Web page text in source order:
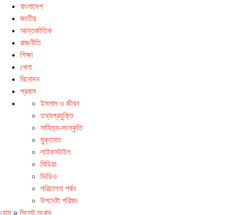
বাংলাদেশ
জাতীয়
আন্তর্জাতিক
রাজনীতি
শিক্ষা
খেলা
বিনোদন
প্রবাস
ইসলাম ও জীবন
তথ্যপ্রযুক্তি
সাহিত্য-সংস্কৃতি
মুক্তমত
লাইফস্টাইল
মিডিয়া
ভিডিও
পরিচালনা পর্ষদ
উপদেষ্টা পরিষদ
হোম» সিলেট সংবাদ